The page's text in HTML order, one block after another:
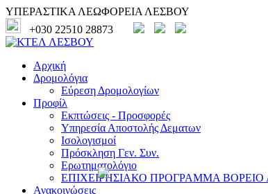
ΥΠΕΡΑΣΤΙΚΑ ΛΕΩΦΟΡΕΙΑ ΛΕΣΒΟΥ
+030 22510 28873
Αρχική
Δρομολόγια
Εύρεση Δρομολογίων
Προφίλ
Εκπτώσεις - Προσφορές
Υπηρεσία Αποστολής Δεματων
Ισολογισμοί
Πρόσκληση Γεν. Συν.
Ερωτηματολόγιο
ΕΠΙΧΕΙΡΗΣΙΑΚΟ ΠΡΟΓΡΑΜΜΑ ΒΟΡΕΙΟ
Ανακοινώσεις